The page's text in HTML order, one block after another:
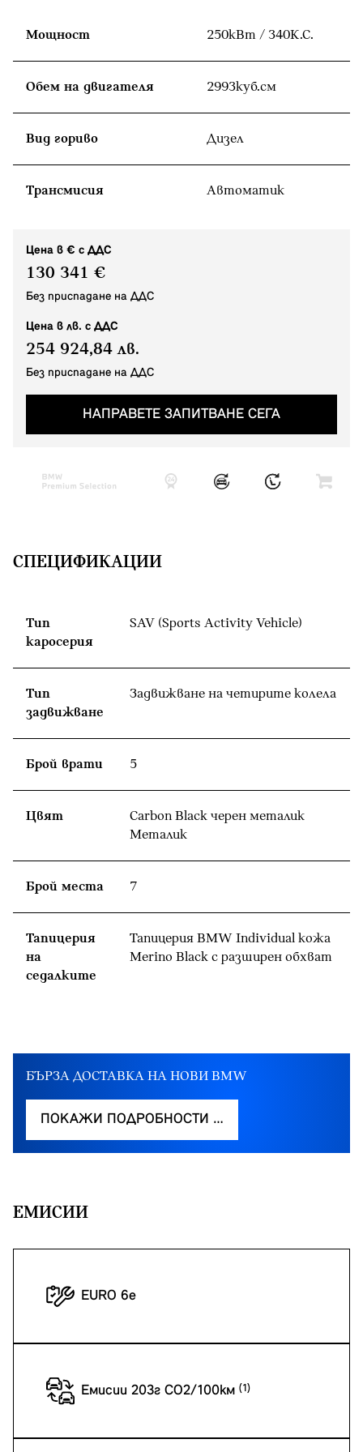
Мощност 250кВт / 340К.С.
Обем на двигателя 2993куб.cм
Вид гориво Дизел
Tрансмисия Автоматик
Цена в € с ДДС
130 341 €
Без приспадане на ДДС
Цена в лв. с ДДС
254 924,84 лв.
Без приспадане на ДДС
НАПРАВЕТЕ ЗАПИТВАНЕ СЕГА
СПЕЦИФИКАЦИИ
Тип
каросерия
SAV (Sports Activity Vehicle)
Тип
задвижване
Задвижване на четирите колела
Брой врати 5
Цвят
Carbon Black черен металик
Meталик
Брой места 7
Тапицерия
на
седалките
Тапицерия BMW Individual кожа
Merino Black с разширен обхват
БЪРЗА ДОСТАВКА НА НОВИ BMW
ПОКАЖИ ПОДРОБНОСТИ …
EМИСИИ
EURO 6e
Емисии 203г CO2/100км